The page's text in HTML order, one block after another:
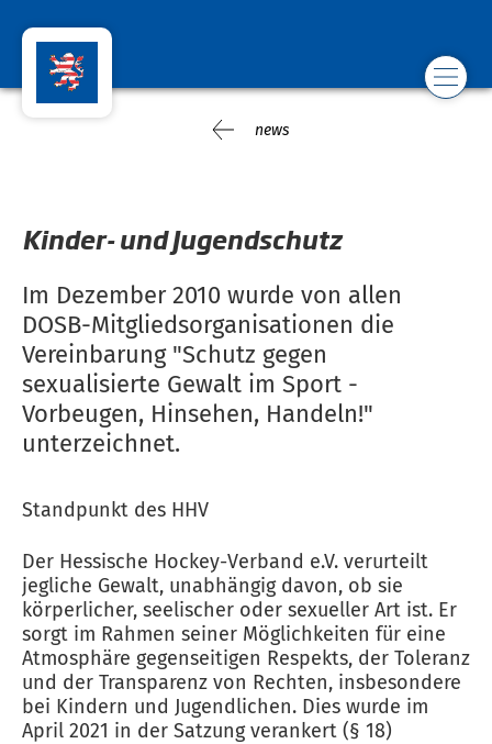
news
Kinder- und Jugendschutz
Im Dezember 2010 wurde von allen
DOSB-Mitgliedsorganisationen die
Vereinbarung "Schutz gegen
sexualisierte Gewalt im Sport -
Vorbeugen, Hinsehen, Handeln!"
unterzeichnet.
Standpunkt des HHV
Der Hessische Hockey-Verband e.V. verurteilt
jegliche Gewalt, unabhängig davon, ob sie
körperlicher, seelischer oder sexueller Art ist. Er
sorgt im Rahmen seiner Möglichkeiten für eine
Atmosphäre gegenseitigen Respekts, der Toleranz
und der Transparenz von Rechten, insbesondere
bei Kindern und Jugendlichen. Dies wurde im
April 2021 in der Satzung verankert (§ 18)